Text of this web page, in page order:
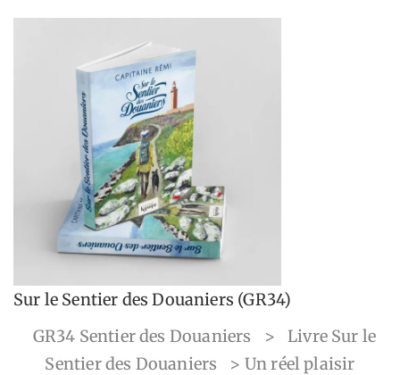
Sur le Sentier des Douaniers (GR34)
GR34 Sentier des Douaniers
>
Livre Sur le
Sentier des Douaniers
> Un réel plaisir